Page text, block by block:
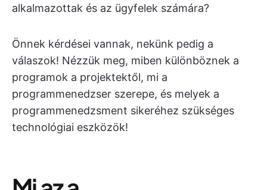
alkalmazottak és az ügyfelek számára?
Önnek kérdései vannak, nekünk pedig a
válaszok! Nézzük meg, miben különböznek a
programok a projektektől, mi a
programmenedzser szerepe, és melyek a
programmenedzsment sikeréhez szükséges
technológiai eszközök!